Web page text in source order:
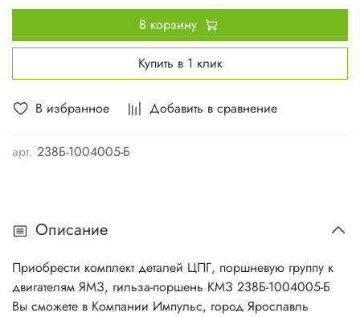
В избранное Добавить в сравнение
арт. 238Б-1004005-Б
В корзину
Купить в 1 клик
Описание
Приобрести комплект деталей ЦПГ, поршневую группу к
двигателям ЯМЗ, гильза-поршень КМЗ 238Б-1004005-Б
Вы сможете в Компании Импульс, город Ярославль